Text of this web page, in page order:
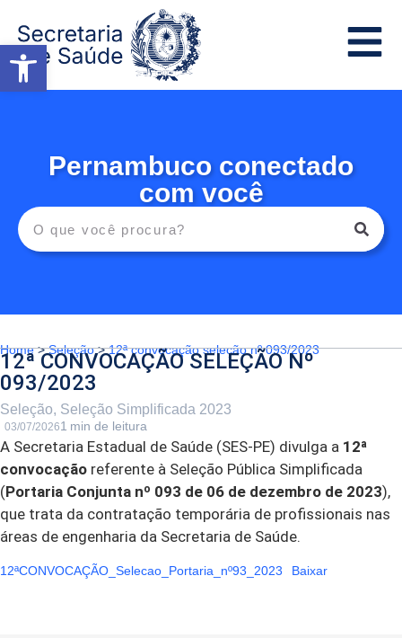
Abrir a barra de ferramentas
Pernambuco conectado
com você
Home>Seleção>12ª convocação seleção nº 093/2023
12ª CONVOCAÇÃO SELEÇÃO Nº
093/2023
Seleção, Seleção Simplificada 2023
03/07/2026
A Secretaria Estadual de Saúde (SES-PE) divulga a 12ª
convocação referente à Seleção Pública Simplificada
(Portaria Conjunta nº 093 de 06 de dezembro de 2023),
que trata da contratação temporária de profissionais nas
áreas de engenharia da Secretaria de Saúde.
12ªCONVOCAÇÃO_Selecao_Portaria_nº93_2023 Baixar